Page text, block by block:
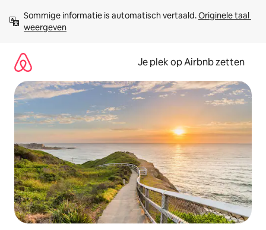
direct
naar
Sommige informatie is automatisch vertaald. Originele taal
weergeven
Je plek op Airbnb zetten